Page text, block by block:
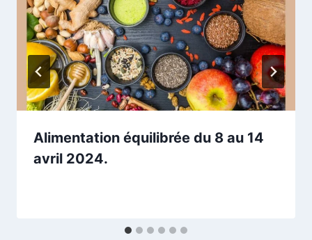
Alimentation équilibrée du 8 au 14
avril 2024.